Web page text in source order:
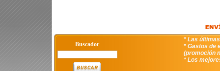
Buscador
* Las
* Gastos de
(promoción
* Los